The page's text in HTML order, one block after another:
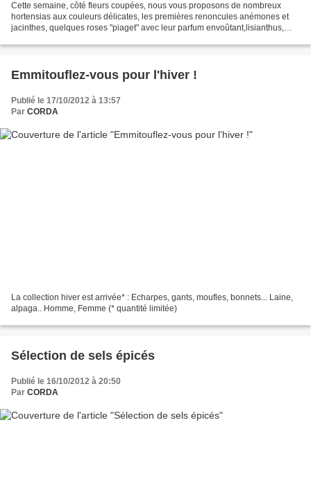
Cette semaine, côté fleurs coupées, nous vous proposons de nombreux
hortensias aux couleurs délicates, les premières renoncules anémones et
jacinthes, quelques roses "piaget" avec leur parfum envoûtant,lisianthus,
Emmitouflez-vous pour l'hiver !
Publié le 17/10/2012 à 13:57
Par CORDA
La collection hiver est arrivée* : Echarpes, gants, moufles, bonnets... Laine,
alpaga.. Homme, Femme (* quantité limitée)
Sélection de sels épicés
Publié le 16/10/2012 à 20:50
Par CORDA